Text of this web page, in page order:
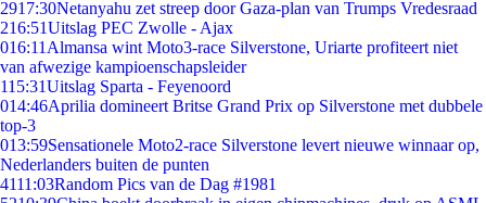
2917:30Netanyahu zet streep door Gaza-plan van Trumps Vredesraad
216:51Uitslag PEC Zwolle - Ajax
016:11 Almansa wint Moto3-race Silverstone, Uriarte profiteert niet
van afwezige kampioenschapsleider
115:31Uitslag Sparta - Feyenoord
014:46Aprilia domineert Britse Grand Prix op Silverstone met dubbele
top-3
013:59Sensationele Moto2-race Silverstone levert nieuwe winnaar op,
Nederlanders buiten de punten
4111:03Random Pics van de Dag #1981